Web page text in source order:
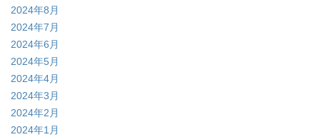
2024年8月
2024年7月
2024年6月
2024年5月
2024年4月
2024年3月
2024年2月
2024年1月